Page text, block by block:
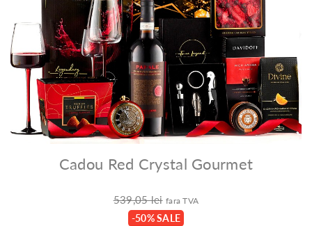
Cadou Red Crystal Gourmet
539,05 lei fara TVA
-50% SALE